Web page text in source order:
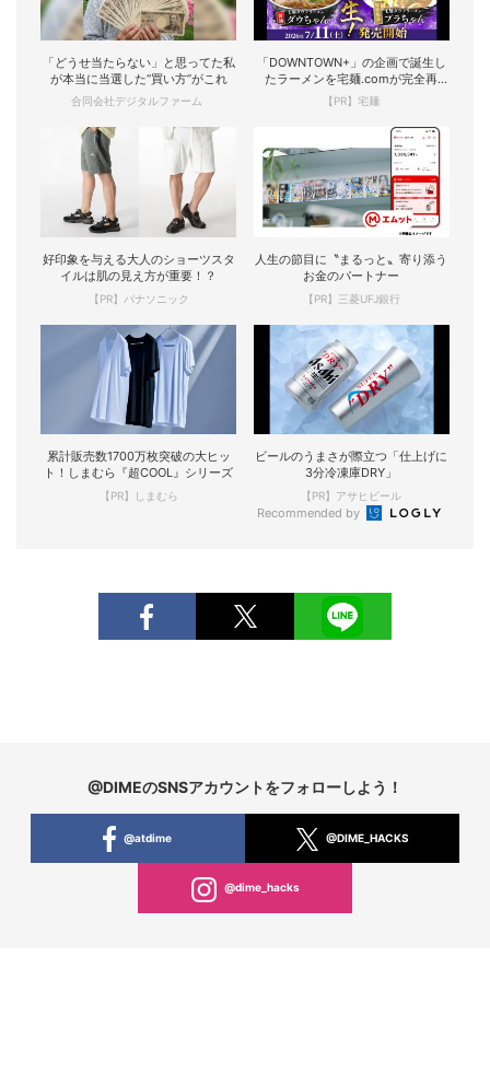
「どうせ当たらない」と思ってた私
が本当に当選した“買い方”がこれ
合同会社デジタルファーム
「DOWNTOWN+」の企画で誕生し
たラーメンを宅麺.comが完全再
現！
【PR】宅麺
好印象を与える大人のショーツスタ
イルは肌の見え方が重要！？
【PR】パナソニック
人生の節目に〝まるっと〟寄り添う
お金のパートナー
【PR】三菱UFJ銀行
累計販売数1700万枚突破の大ヒッ
ト！しまむら『超COOL』シリーズ
【PR】しまむら
ビールのうまさが際立つ「仕上げに
3分冷凍庫DRY」
【PR】アサヒビール
Recommended by
@DIMEのSNSアカウントをフォローしよう！
@atdime @DIME_HACKS
@dime_hacks